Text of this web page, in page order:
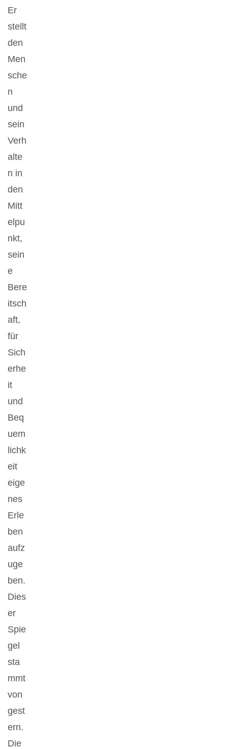
Er
stellt
den
Men
sche
n
und
sein
Verh
alte
n in
den
Mitt
elpu
nkt,
sein
e
Bere
itsch
aft,
für
Sich
erhe
it
und
Beq
uem
lichk
eit
eige
nes
Erle
ben
aufz
uge
ben.
Dies
er
Spie
gel
sta
mmt
von
gest
ern.
Die